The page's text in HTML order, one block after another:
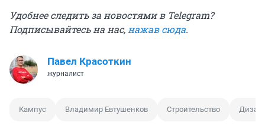
Удобнее следить за новостями в Telegram?
Подписывайтесь на нас,нажав сюда.
Павел Красоткин
журналист
Кампус Владимир Евтушенков Строительство